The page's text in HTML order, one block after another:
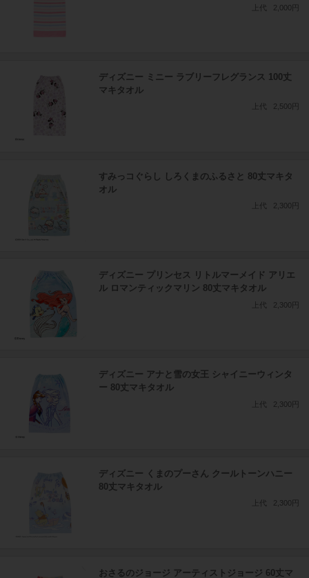
上代 2,000円
ディズニー ミニー ラブリーフレグランス 100丈
マキタオル
上代 2,500円
すみっコぐらし しろくまのふるさと 80丈マキタ
オル
上代 2,300円
ディズニー プリンセス リトルマーメイド アリエ
ル ロマンティックマリン 80丈マキタオル
上代 2,300円
ディズニー アナと雪の女王 シャイニーウィンタ
ー 80丈マキタオル
上代 2,300円
ディズニー くまのプーさん クールトーンハニー
80丈マキタオル
上代 2,300円
おさるのジョージ アーティストジョージ 60丈マ